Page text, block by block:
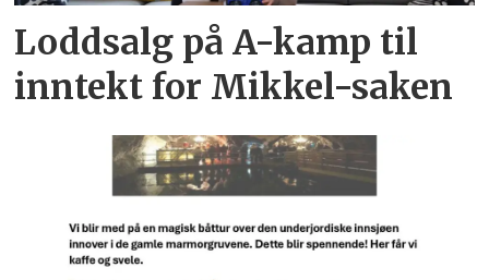
Loddsalg på A-kamp til
inntekt for Mikkel-saken